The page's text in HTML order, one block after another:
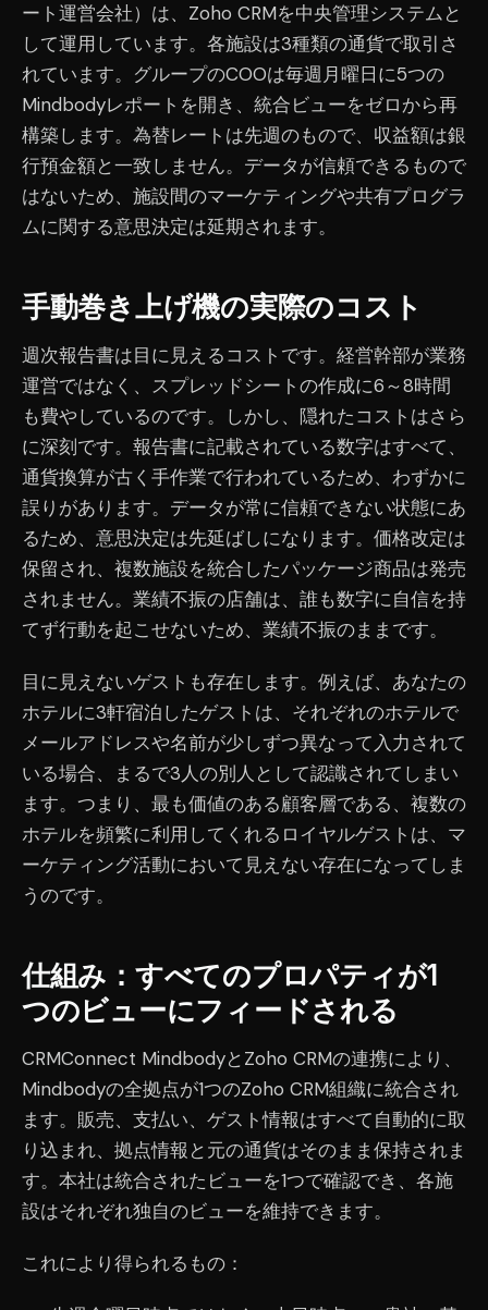
ート運営会社）は、Zoho CRMを中央管理システムと
して運用しています。各施設は3種類の通貨で取引さ
れています。グループのCOOは毎週月曜日に5つの
Mindbodyレポートを開き、統合ビューをゼロから再
構築します。為替レートは先週のもので、収益額は銀
行預金額と一致しません。データが信頼できるもので
はないため、施設間のマーケティングや共有プログラ
ムに関する意思決定は延期されます。
手動巻き上げ機の実際のコスト
週次報告書は目に見えるコストです。経営幹部が業務
運営ではなく、スプレッドシートの作成に6～8時間
も費やしているのです。しかし、隠れたコストはさら
に深刻です。報告書に記載されている数字はすべて、
通貨換算が古く手作業で行われているため、わずかに
誤りがあります。データが常に信頼できない状態にあ
るため、意思決定は先延ばしになります。価格改定は
保留され、複数施設を統合したパッケージ商品は発売
されません。業績不振の店舗は、誰も数字に自信を持
てず行動を起こせないため、業績不振のままです。
目に見えないゲストも存在します。例えば、あなたの
ホテルに3軒宿泊したゲストは、それぞれのホテルで
メールアドレスや名前が少しずつ異なって入力されて
いる場合、まるで3人の別人として認識されてしまい
ます。つまり、最も価値のある顧客層である、複数の
ホテルを頻繁に利用してくれるロイヤルゲストは、マ
ーケティング活動において見えない存在になってしま
うのです。
仕組み：すべてのプロパティが1
つのビューにフィードされる
CRMConnect MindbodyとZoho CRMの連携により、
Mindbodyの全拠点が1つのZoho CRM組織に統合され
ます。販売、支払い、ゲスト情報はすべて自動的に取
り込まれ、拠点情報と元の通貨はそのまま保持されま
す。本社は統合されたビューを1つで確認でき、各施
設はそれぞれ独自のビューを維持できます。
これにより得られるもの：